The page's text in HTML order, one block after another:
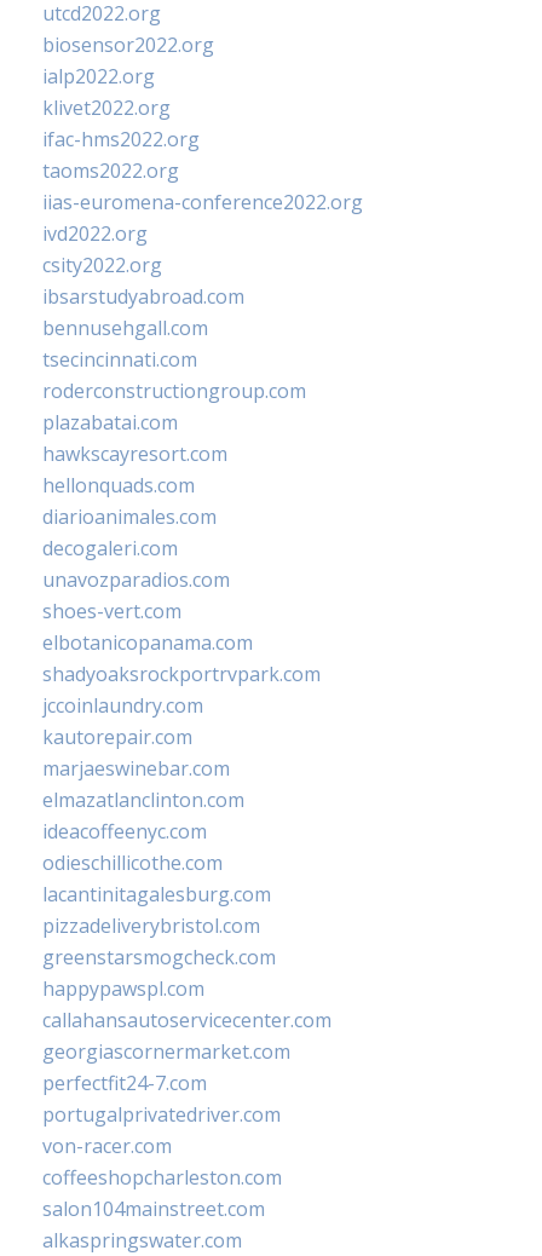
utcd2022.org
biosensor2022.org
ialp2022.org
klivet2022.org
ifac-hms2022.org
taoms2022.org
iias-euromena-conference2022.org
ivd2022.org
csity2022.org
ibsarstudyabroad.com
bennusehgall.com
tsecincinnati.com
roderconstructiongroup.com
plazabatai.com
hawkscayresort.com
hellonquads.com
diarioanimales.com
decogaleri.com
unavozparadios.com
shoes-vert.com
elbotanicopanama.com
shadyoaksrockportrvpark.com
jccoinlaundry.com
kautorepair.com
marjaeswinebar.com
elmazatlanclinton.com
ideacoffeenyc.com
odieschillicothe.com
lacantinitagalesburg.com
pizzadeliverybristol.com
greenstarsmogcheck.com
happypawspl.com
callahansautoservicecenter.com
georgiascornermarket.com
perfectfit24-7.com
portugalprivatedriver.com
von-racer.com
coffeeshopcharleston.com
salon104mainstreet.com
alkaspringswater.com